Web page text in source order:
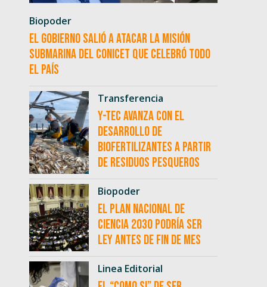
Biopoder
El Gobierno salió a atacar la misión
submarina del CONICET que celebró todo
el país
Transferencia
Y-TEC avanza con el
desarrollo de
biofertilizantes a partir
de residuos pesqueros
Biopoder
El Plan Nacional de
Ciencia 2030 podría ser
ley antes de fin de mes
Linea Editorial